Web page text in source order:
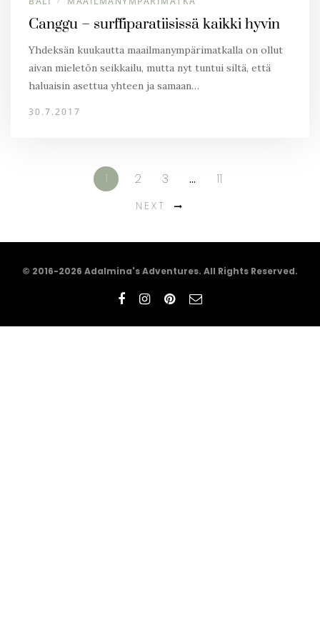
Canggu – surffiparatiisissä kaikki hyvin
Yhdeksän kuukautta maailmanympärimatkalla on ollut
aivan mieletön seikkailu, mutta nyt tuntui siltä, että
haluaisin asettua yhteen ja samaan…
30.7.2017
1 2 3 … 11
NEXT
© 2016-2026 Adalmina's Adventures. All Rights Reserved.